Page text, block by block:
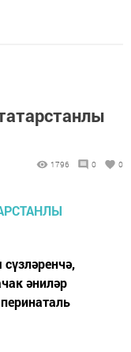
1796 0 0
әниләр